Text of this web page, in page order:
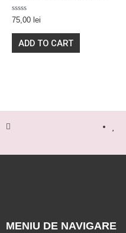
Rated
out
75,00 lei
ADD TO CART
MENIU DE NAVIGARE